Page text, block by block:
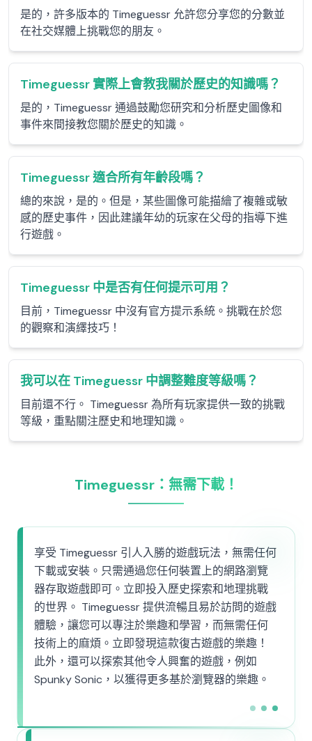
是的，許多版本的 Timeguessr 允許您分享您的分數並
在社交媒體上挑戰您的朋友。
Timeguessr 實際上會教我關於歷史的知識嗎？
是的，Timeguessr 通過鼓勵您研究和分析歷史圖像和
事件來間接教您關於歷史的知識。
Timeguessr 適合所有年齡段嗎？
總的來說，是的。但是，某些圖像可能描繪了複雜或敏
感的歷史事件，因此建議年幼的玩家在父母的指導下進
行遊戲。
Timeguessr 中是否有任何提示可用？
目前，Timeguessr 中沒有官方提示系統。挑戰在於您
的觀察和演繹技巧！
我可以在 Timeguessr 中調整難度等級嗎？
目前還不行。 Timeguessr 為所有玩家提供一致的挑戰
等級，重點關注歷史和地理知識。
Timeguessr：無需下載！
享受 Timeguessr 引人入勝的遊戲玩法，無需任何
下載或安裝。只需通過您任何裝置上的網路瀏覽
器存取遊戲即可。立即投入歷史探索和地理挑戰
的世界。 Timeguessr 提供流暢且易於訪問的遊戲
體驗，讓您可以專注於樂趣和學習，而無需任何
技術上的麻煩。立即發現這款復古遊戲的樂趣！
此外，還可以探索其他令人興奮的遊戲，例如
Spunky Sonic，以獲得更多基於瀏覽器的樂趣。